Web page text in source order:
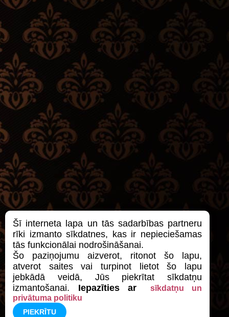
Šī interneta lapa un tās sadarbības partneru
rīki izmanto sīkdatnes, kas ir nepieciešamas
tās funkcionālai nodrošināšanai.
Šo paziņojumu aizverot, ritonot šo lapu,
atverot saites vai turpinot lietot šo lapu
jebkādā veidā, Jūs piekrītat sīkdatņu
izmantošanai. Iepazīties ar
sīkdatņu un
privātuma politiku
PIEKRĪTU